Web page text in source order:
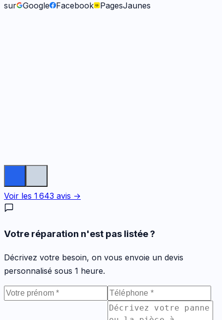
sur Google Facebook PagesJaunes
Voir les 1 643 avis →
Votre réparation n'est pas listée ?
Décrivez votre besoin, on vous envoie un devis
personnalisé sous 1 heure.